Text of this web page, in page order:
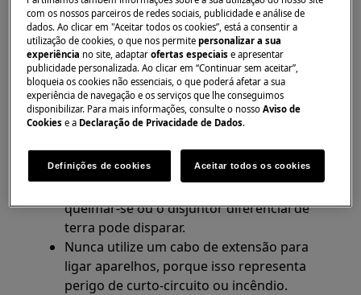
13 A.
Quando o disjuntor dispara quando liga
ou desliga o aparelho, geralmente a causa
está relacionada com um passagem à
terra ou um curto-circuito.
Este problema pode ser causado por uma
ligação errada do aparelho. Ligue o
aparelho noutra tomada elétrica.
Se tiver vários aparelhos
queimar-se ou o disjuntor diferencial de
terra pode disparar.
Nunca utilize um cabo de extensão para
ligar aparelhos, porque isso representa
perigo de curto-circuito ou incêndio.
com os nossos parceiros de redes sociais, publicidade e análise de
dados. Ao clicar em "Aceitar todos os cookies”, está a consentir a
utilização de cookies, o que nos permitepersonalizar a sua
experiência no site, adaptarofertas especiaise apresentar
publicidade personalizada. Ao clicar em “Continuar sem aceitar”,
bloqueia os cookies não essenciais, o que poderá afetar a sua
experiência de navegação e os serviços que lhe conseguimos
disponibilizar. Para mais informações, consulte o nossoAviso de
Cookies e a Declaração de Privacidade de Dados.
Definições de cookies Aceitar todos os cookies